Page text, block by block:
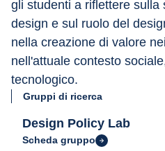
gli studenti a riflettere sulla
design e sul ruolo del
nella creazione di valore
nell'attuale contesto
tecnologico.
Gruppi di ricerca
Design Policy Lab
Scheda gruppo